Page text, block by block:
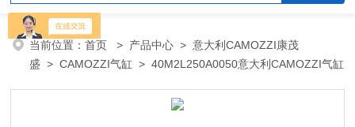
当前位置：首页 > 产品中心 >意大利CAMOZZI康茂
盛 >CAMOZZI气缸 > 40M2L250A0050意大利CAMOZZI气缸